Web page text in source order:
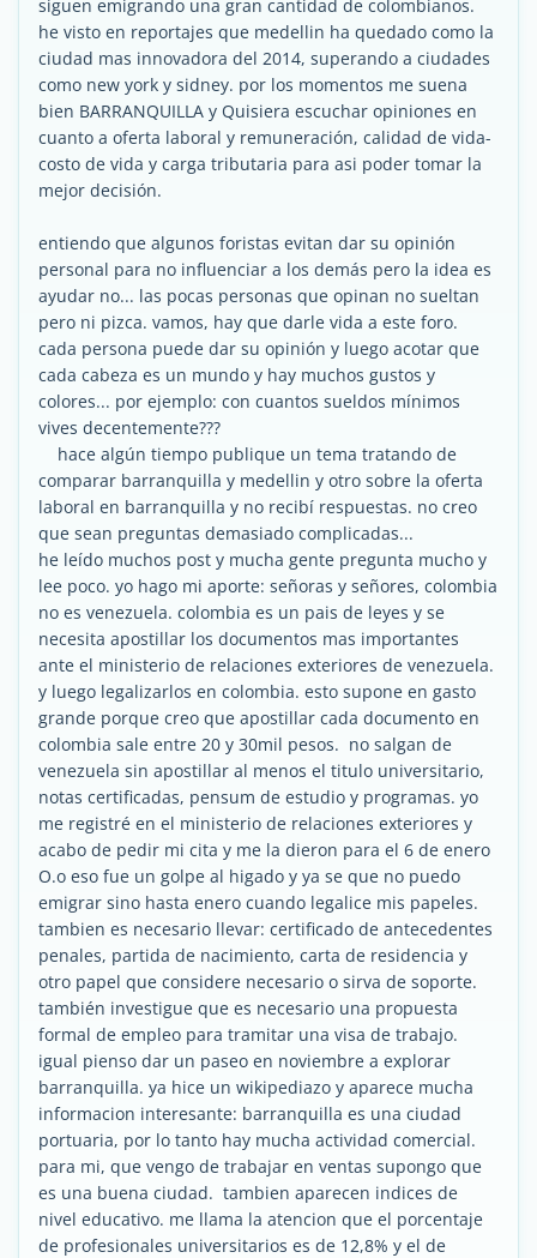
siguen emigrando una gran cantidad de colombianos.
he visto en reportajes que medellin ha quedado como la
ciudad mas innovadora del 2014, superando a ciudades
como new york y sidney. por los momentos me suena
bien BARRANQUILLA y Quisiera escuchar opiniones en
cuanto a oferta laboral y remuneración, calidad de vida-
costo de vida y carga tributaria para asi poder tomar la
mejor decisión.
entiendo que algunos foristas evitan dar su opinión
personal para no influenciar a los demás pero la idea es
ayudar no... las pocas personas que opinan no sueltan
pero ni pizca. vamos, hay que darle vida a este foro.
cada persona puede dar su opinión y luego acotar que
cada cabeza es un mundo y hay muchos gustos y
colores... por ejemplo: con cuantos sueldos mínimos
vives decentemente???
hace algún tiempo publique un tema tratando de
comparar barranquilla y medellin y otro sobre la oferta
laboral en barranquilla y no recibí respuestas. no creo
que sean preguntas demasiado complicadas...
he leído muchos post y mucha gente pregunta mucho y
lee poco. yo hago mi aporte: señoras y señores, colombia
no es venezuela. colombia es un pais de leyes y se
necesita apostillar los documentos mas importantes
ante el ministerio de relaciones exteriores de venezuela.
y luego legalizarlos en colombia. esto supone en gasto
grande porque creo que apostillar cada documento en
colombia sale entre 20 y 30mil pesos. no salgan de
venezuela sin apostillar al menos el titulo universitario,
notas certificadas, pensum de estudio y programas. yo
me registré en el ministerio de relaciones exteriores y
acabo de pedir mi cita y me la dieron para el 6 de enero
O.o eso fue un golpe al higado y ya se que no puedo
emigrar sino hasta enero cuando legalice mis papeles.
tambien es necesario llevar: certificado de antecedentes
penales, partida de nacimiento, carta de residencia y
otro papel que considere necesario o sirva de soporte.
también investigue que es necesario una propuesta
formal de empleo para tramitar una visa de trabajo.
igual pienso dar un paseo en noviembre a explorar
barranquilla. ya hice un wikipediazo y aparece mucha
informacion interesante: barranquilla es una ciudad
portuaria, por lo tanto hay mucha actividad comercial.
para mi, que vengo de trabajar en ventas supongo que
es una buena ciudad. tambien aparecen indices de
nivel educativo. me llama la atencion que el porcentaje
de profesionales universitarios es de 12,8% y el de